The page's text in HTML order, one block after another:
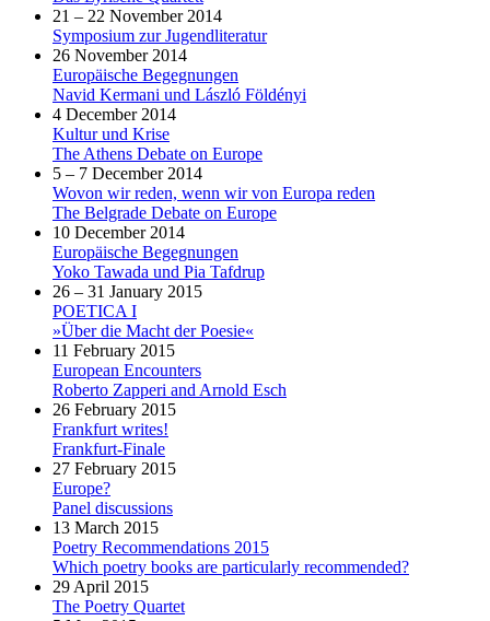
21 – 22 November 2014
Symposium zur Jugendliteratur
26 November 2014
Europäische Begegnungen
Navid Kermani und László Földényi
4 December 2014
Kultur und Krise
The Athens Debate on Europe
5 – 7 December 2014
Wovon wir reden, wenn wir von Europa reden
The Belgrade Debate on Europe
10 December 2014
Europäische Begegnungen
Yoko Tawada und Pia Tafdrup
26 – 31 January 2015
POETICA I
»Über die Macht der Poesie«
11 February 2015
European Encounters
Roberto Zapperi and Arnold Esch
26 February 2015
Frankfurt writes!
Frankfurt-Finale
27 February 2015
Europe?
Panel discussions
13 March 2015
Poetry Recommendations 2015
Which poetry books are particularly recommended?
29 April 2015
The Poetry Quartet